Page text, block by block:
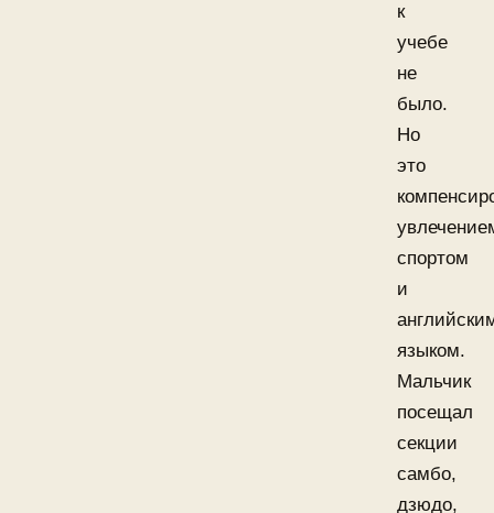
к
учебе
не
было.
Но
это
спортом
и
языком.
Мальчик
посещал
секции
самбо,
дзюдо,